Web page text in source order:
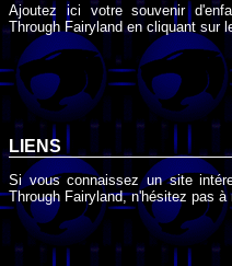
Ajoutez ici votre souvenir
Through Fairyland en cliquant sur
LIENS
Si vous connaissez un site
Through Fairyland, n'hésitez pas à